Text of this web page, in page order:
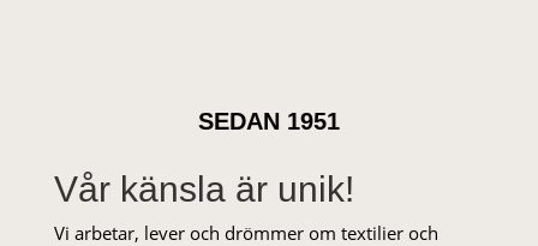
SEDAN 1951
Vår känsla är unik!
Vi arbetar, lever och drömmer om textilier och